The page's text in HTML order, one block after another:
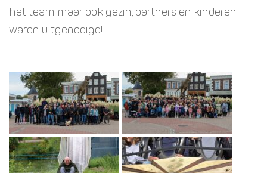
het team maar ook gezin, partners en kinderen
waren uitgenodigd!